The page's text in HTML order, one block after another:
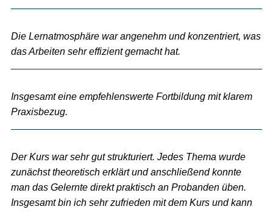
Die Lernatmosphäre war angenehm und konzentriert, was
das Arbeiten sehr effizient gemacht hat.
Insgesamt eine empfehlenswerte Fortbildung mit klarem
Praxisbezug.
Der Kurs war sehr gut strukturiert. Jedes Thema wurde
zunächst theoretisch erklärt und anschließend konnte
man das Gelernte direkt praktisch an Probanden üben.
Insgesamt bin ich sehr zufrieden mit dem Kurs und kann